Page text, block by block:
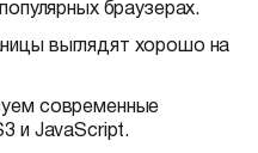
браузерах.
выглядят хорошо на
современные
и JavaScript.